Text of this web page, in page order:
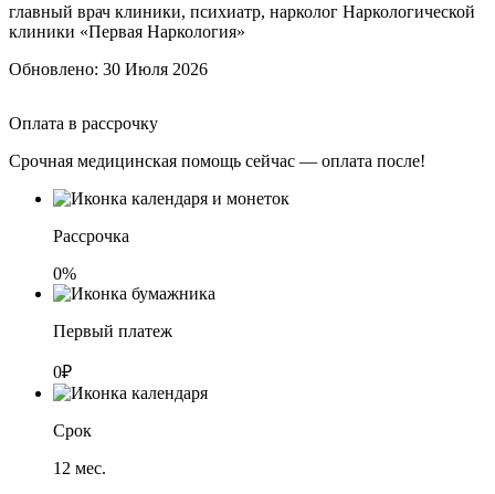
главный врач клиники, психиатр, нарколог Наркологической
клиники «Первая Наркология»
Обновлено: 30 Июля 2026
Оплата в рассрочку
Срочная медицинская помощь сейчас — оплата после!
Рассрочка
0%
Первый платеж
0₽
Срок
12 мес.